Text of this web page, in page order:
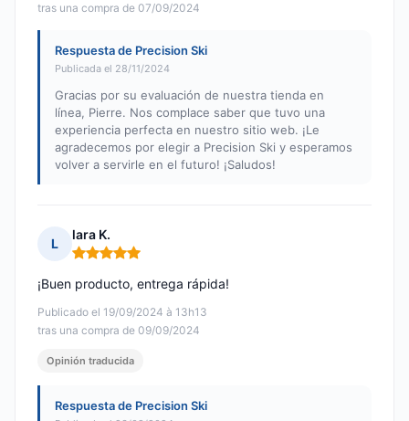
tras una compra de 07/09/2024
Respuesta de Precision Ski
Publicada el 28/11/2024
Gracias por su evaluación de nuestra tienda en
línea, Pierre. Nos complace saber que tuvo una
experiencia perfecta en nuestro sitio web. ¡Le
agradecemos por elegir a Precision Ski y esperamos
volver a servirle en el futuro! ¡Saludos!
L
lara K.
Nota: 5 de 5
Publicado el 19/09/2024 à 13h13
tras una compra de 09/09/2024
¡Buen producto, entrega rápida!
Opinión traducida
Respuesta de Precision Ski